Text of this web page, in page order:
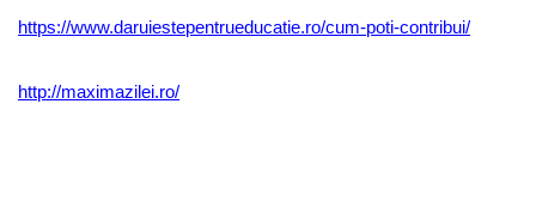
https://www.daruiestepentrueducatie.ro/cum-poti-contribui/
http://maximazilei.ro/